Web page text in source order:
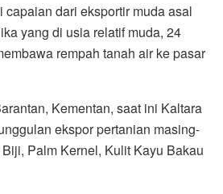
dari eksportir muda asal
yang di usia relatif muda, 24
rempah tanah air ke pasar
Kementan, saat ini Kaltara
ekspor pertanian masing-
Palm Kernel, Kulit Kayu Bakau